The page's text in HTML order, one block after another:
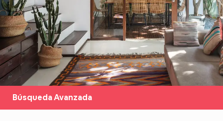
Búsqueda Avanzada